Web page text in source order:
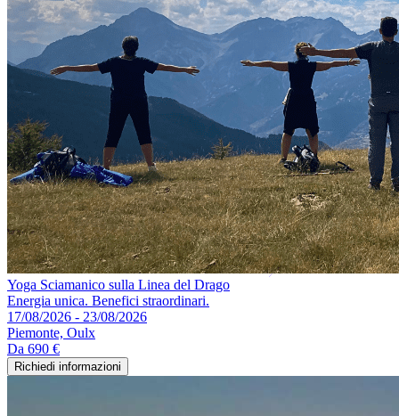
Yoga Sciamanico sulla Linea del Drago
Energia unica. Benefici straordinari.
17/08/2026 - 23/08/2026
Piemonte, Oulx
Da 690 €
Richiedi informazioni